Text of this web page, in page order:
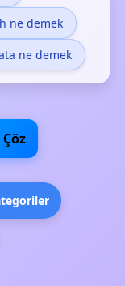
ne demek
ne demek